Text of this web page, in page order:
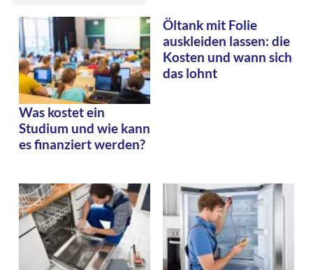
Was kostet ein
Studium und wie kann
es finanziert werden?
Öltank mit Folie
auskleiden lassen: die
Kosten und wann sich
das lohnt